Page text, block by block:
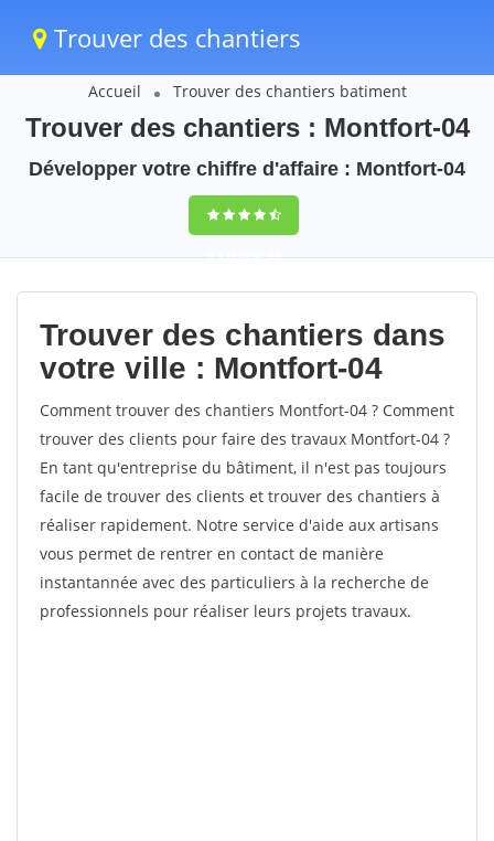
Trouver des chantiers
Accueil Trouver des chantiers batiment
Trouver des chantiers : Montfort-04
Développer votre chiffre d'affaire : Montfort-04
9,5(100%)44
votes
Trouver des chantiers dans
votre ville : Montfort-04
Comment trouver des chantiers Montfort-04 ? Comment
trouver des clients pour faire des travaux Montfort-04 ?
En tant qu'entreprise du bâtiment, il n'est pas toujours
facile de trouver des clients et trouver des chantiers à
réaliser rapidement. Notre service d'aide aux artisans
vous permet de rentrer en contact de manière
instantannée avec des particuliers à la recherche de
professionnels pour réaliser leurs projets travaux.